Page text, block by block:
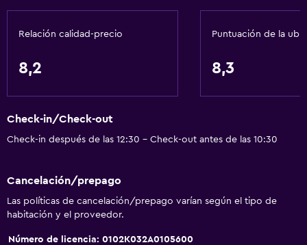
Relación calidad-precio
8,2
Puntuación de la
8,3
Check-in/Check-out
Check-in después de las 12:30 - Check-out antes de las 10:30
Cancelación/prepago
Las políticas de cancelación/prepago varían según el tipo de
habitación y el proveedor.
Número de licencia: 0102K032A0105600